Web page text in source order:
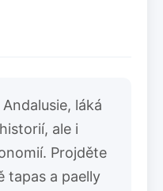
láká
ale i
Projděte
tapas a paelly